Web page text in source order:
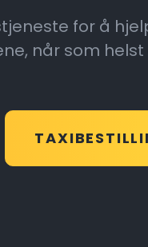
for å
når som